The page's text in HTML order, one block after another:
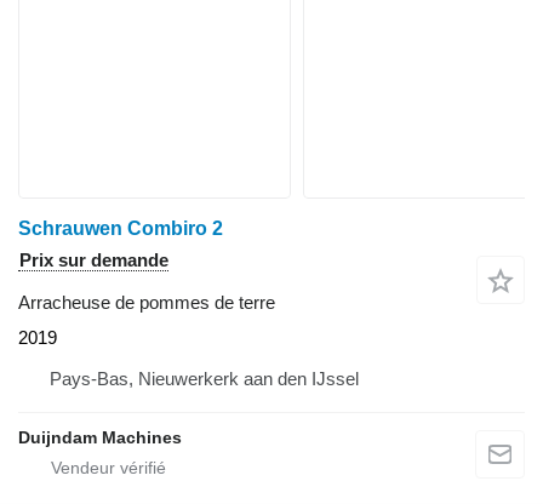
Schrauwen Combiro 2
Prix sur demande
Arracheuse de pommes de terre
2019
Pays-Bas, Nieuwerkerk aan den IJssel
Duijndam Machines